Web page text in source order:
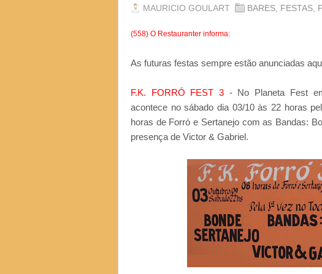
MAURICIO GOULART BARES FESTAS
(558) O Restauranter informa:
.
As futuras festas sempre estão anunciadas
.
F.K. FORRÓ FEST 3 - No Planeta Fest
acontece no sábado dia 03/10 às 22 horas
horas de Forró e Sertanejo com as Bandas:
presença de Victor & Gabriel.
.